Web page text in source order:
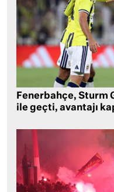
Fenerbahçe, Sturm
ile geçti, avantajı